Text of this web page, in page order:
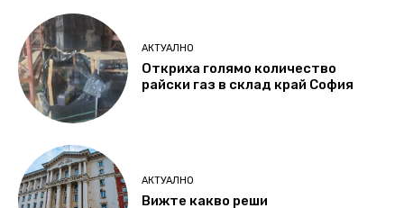
АКТУАЛНО
Откриха голямо количество
райски газ в склад край София
АКТУАЛНО
Вижте какво реши